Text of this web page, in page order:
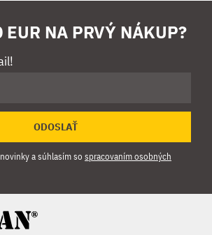
EUR NA PRVÝ NÁKUP?
ODOSLAŤ
a súhlasím so spracovaním osobných